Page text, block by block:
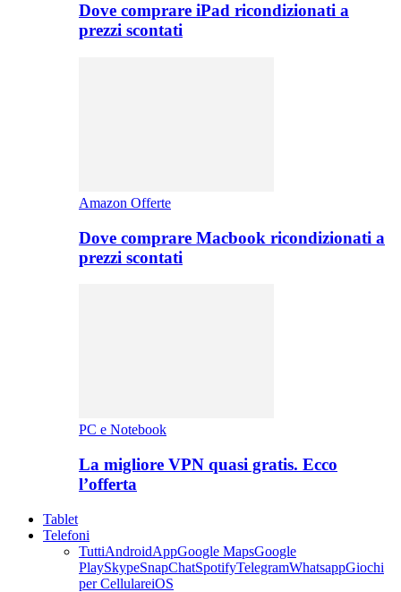
Dove comprare iPad ricondizionati a
prezzi scontati
Amazon Offerte
Dove comprare Macbook ricondizionati a
prezzi scontati
PC e Notebook
La migliore VPN quasi gratis. Ecco
l’offerta
Tablet
Telefoni
TuttiAndroidAppGoogle MapsGoogle
PlaySkypeSnapChatSpotifyTelegramWhatsappGiochi
per CellulareiOS